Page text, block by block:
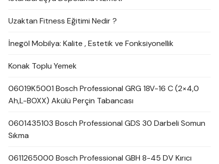
Uzaktan Fitness Eğitimi Nedir ?
İnegöl Mobilya: Kalite , Estetik ve Fonksiyonellik
Konak Toplu Yemek
06019K5001 Bosch Professional GRG 18V-16 C (2×4,0
Ah,L-BOXX) Akülü Perçin Tabancası
0601435103 Bosch Professional GDS 30 Darbeli Somun
Sıkma
0611265000 Bosch Professional GBH 8-45 DV Kırıcı